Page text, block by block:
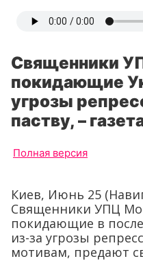
Священники
покидающие
угрозы
паству, –
Полная версия
Киев, Июнь 25
Священники УПЦ
покидающие в
из-за угрозы
мотивам, предают